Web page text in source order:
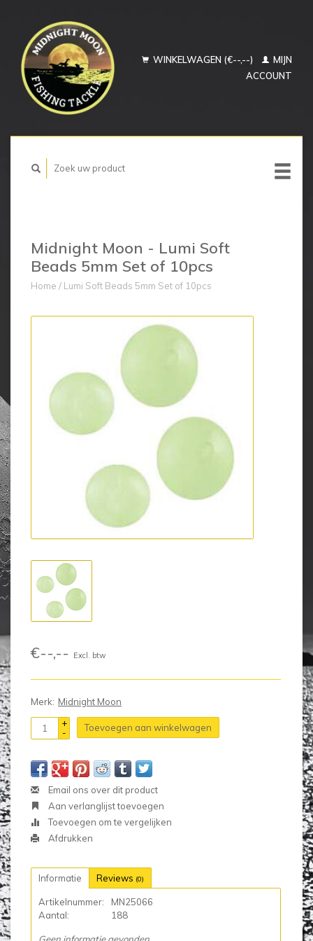
WINKELWAGEN (€--,--)
MIJN
ACCOUNT
Midnight Moon - Lumi Soft
Beads 5mm Set of 10pcs
Home / Lumi Soft Beads 5mm Set of 10pcs
€--,-- Excl. btw
Merk: Midnight Moon
+
-
Toevoegen aan winkelwagen
Email ons over dit product
Aan verlanglijst toevoegen
Toevoegen om te vergelijken
Afdrukken
Informatie Reviews (0)
Artikelnummer:
MN25066
Aantal:
188